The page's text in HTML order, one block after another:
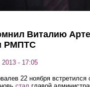
Виталию
РМПТС
2013 - 17:05
22 ноября